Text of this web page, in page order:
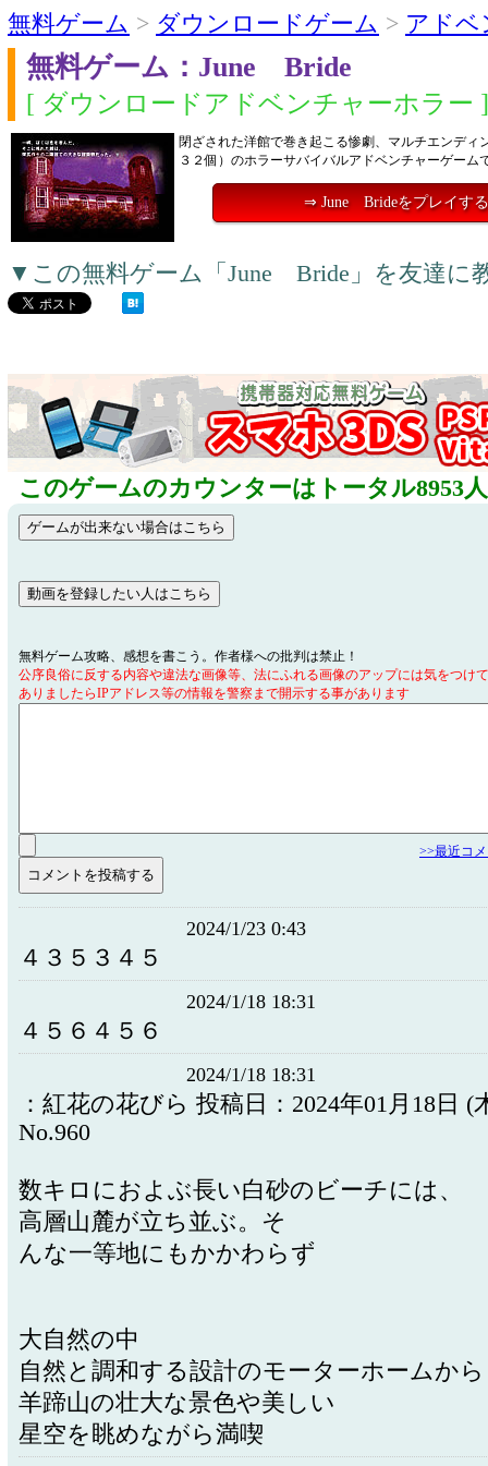
無料ゲーム > ダウンロードゲーム > アドベ
無料ゲーム：June Bride
[ ダウンロードアドベンチャーホラー ]
閉ざされた洋館で巻き起こる惨劇、マルチエンディ
３２個）のホラーサバイバルアドベンチャーゲーム
⇒ June Brideをプレイする
▼この無料ゲーム「June Bride」を友達に
このゲームのカウンターはトータル8953
無料ゲーム攻略、感想を書こう。作者様への批判は禁止！
公序良俗に反する内容や違法な画像等、法にふれる画像のアップには気をつけ
ありましたらIPアドレス等の情報を警察まで開示する事があります
>>最近コ
2024/1/23 0:43
４３５３４５
2024/1/18 18:31
４５６４５６
2024/1/18 18:31
：紅花の花びら 投稿日：2024年01月18日 (
No.960
数キロにおよぶ長い白砂のビーチには、
高層山麓が立ち並ぶ。そ
んな一等地にもかかわらず
大自然の中
自然と調和する設計のモーターホームから
羊蹄山の壮大な景色や美しい
星空を眺めながら満喫